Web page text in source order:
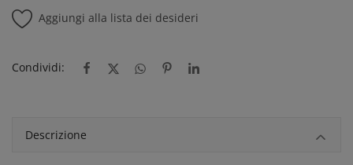
Aggiungi alla lista dei desideri
Condividi:
Descrizione